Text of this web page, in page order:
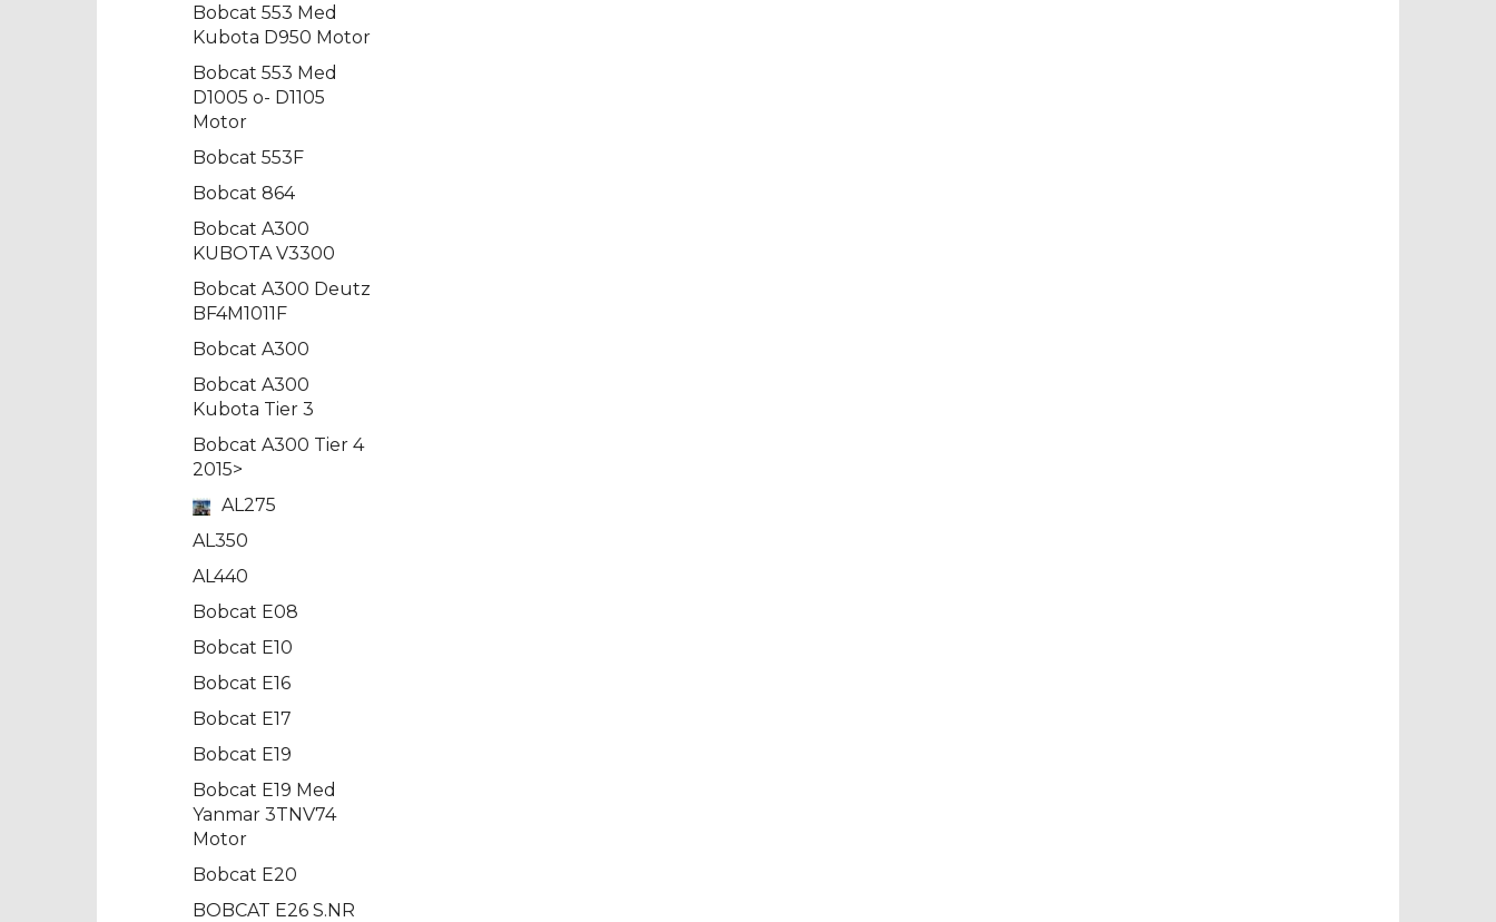
Bobcat 553 Med
Kubota D950 Motor
Bobcat 553 Med
D1005 o- D1105
Motor
Bobcat 553F
Bobcat 864
Bobcat A300
KUBOTA V3300
Bobcat A300 Deutz
BF4M1011F
Bobcat A300
Bobcat A300
Kubota Tier 3
Bobcat A300 Tier 4
2015>
AL275
AL350
AL440
Bobcat E08
Bobcat E10
Bobcat E16
Bobcat E17
Bobcat E19
Bobcat E19 Med
Yanmar 3TNV74
Motor
Bobcat E20
BOBCAT E26 S.NR